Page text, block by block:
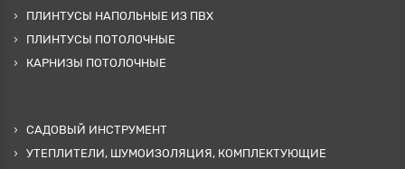
ПЛИНТУСЫ НАПОЛЬНЫЕ ИЗ ПВХ
ПЛИНТУСЫ ПОТОЛОЧНЫЕ
КАРНИЗЫ ПОТОЛОЧНЫЕ
САДОВЫЙ ИНСТРУМЕНТ
УТЕПЛИТЕЛИ, ШУМОИЗОЛЯЦИЯ, КОМПЛЕКТУЮЩИЕ